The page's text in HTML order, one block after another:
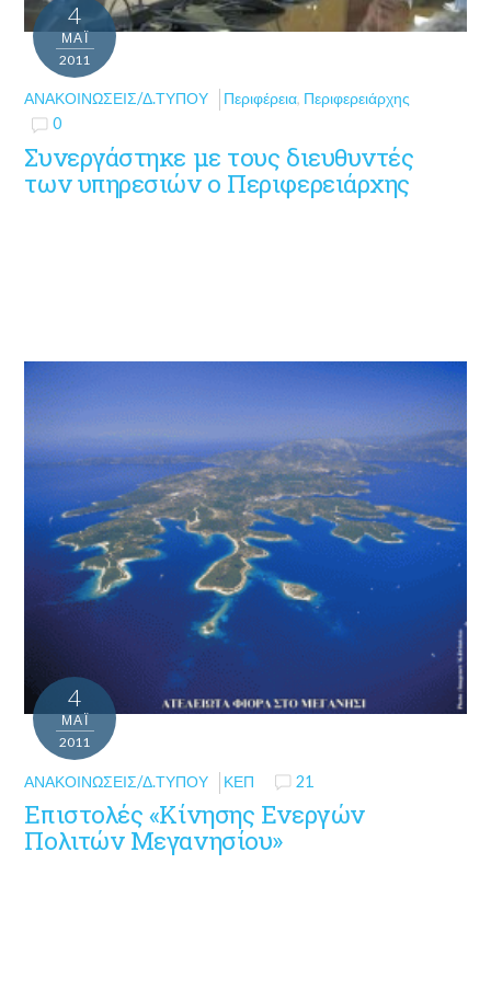
4
ΜΑΪ́
2011
ΑΝΑΚΟΙΝΏΣΕΙΣ/Δ.ΤΎΠΟΥ Περιφέρεια, Περιφερειάρχης
0
Συνεργάστηκε με τους διευθυντές
4
ΜΑΪ́
2011
ΑΝΑΚΟΙΝΏΣΕΙΣ/Δ.ΤΎΠΟΥ ΚΕΠ 21
Επιστολές «Κίνησης Ενεργών
Πολιτών Μεγανησίου»